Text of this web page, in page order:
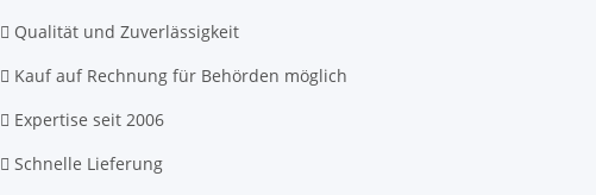
Qualität und Zuverlässigkeit
Kauf auf Rechnung für Behörden möglich
Expertise seit 2006
Schnelle Lieferung